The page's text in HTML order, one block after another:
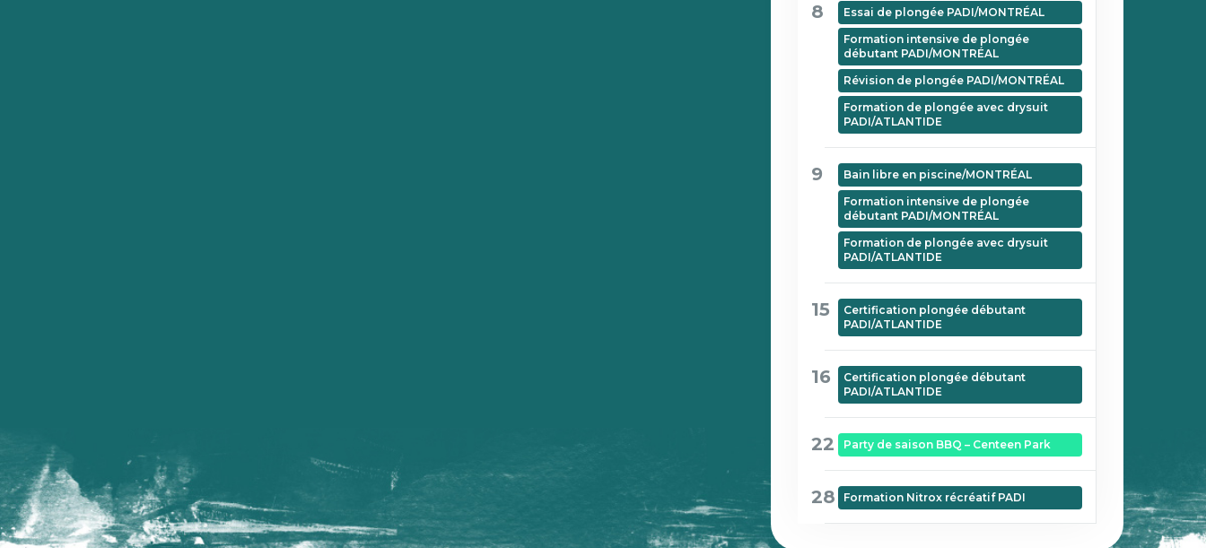
8
Essai de plongée PADI/MONTRÉAL
Formation intensive de plongée
débutant PADI/MONTRÉAL
Révision de plongée PADI/MONTRÉAL
Formation de plongée avec drysuit
PADI/ATLANTIDE
9
Bain libre en piscine/MONTRÉAL
Formation intensive de plongée
débutant PADI/MONTRÉAL
Formation de plongée avec drysuit
PADI/ATLANTIDE
15
Certification plongée débutant
PADI/ATLANTIDE
16
Certification plongée débutant
PADI/ATLANTIDE
22 Party de saison BBQ – Centeen Park
28 Formation Nitrox récréatif PADI